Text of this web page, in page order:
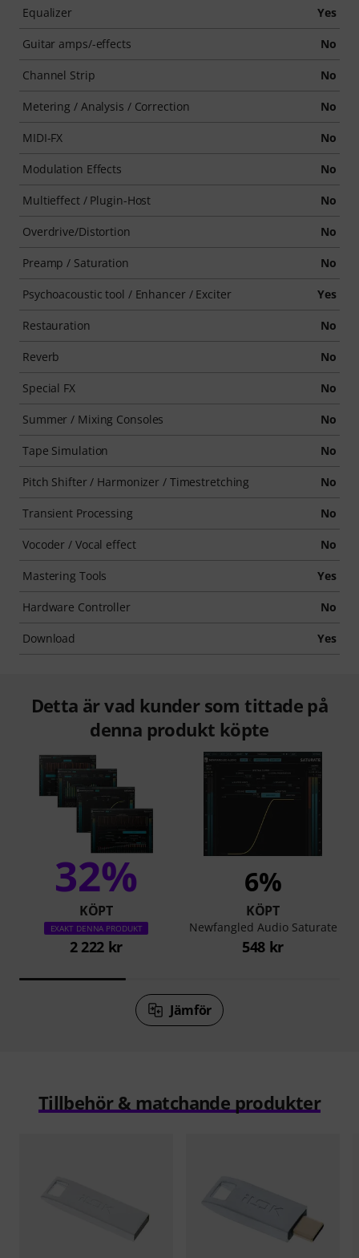
Equalizer Yes
Guitar amps/-effects No
Channel Strip No
Metering / Analysis / Correction No
MIDI-FX No
Modulation Effects No
Multieffect / Plugin-Host No
Overdrive/Distortion No
Preamp / Saturation No
Psychoacoustic tool / Enhancer / Exciter Yes
Restauration No
Reverb No
Special FX No
Summer / Mixing Consoles No
Tape Simulation No
Pitch Shifter / Harmonizer / Timestretching No
Transient Processing No
Vocoder / Vocal effect No
Mastering Tools Yes
Hardware Controller No
Download Yes
Detta är vad kunder som tittade på
denna produkt köpte
32%
KÖPT
EXAKT DENNA PRODUKT
2 222 kr
6%
KÖPT
Newfangled Audio Saturate
548 kr
Jämför
Tillbehör & matchande produkter